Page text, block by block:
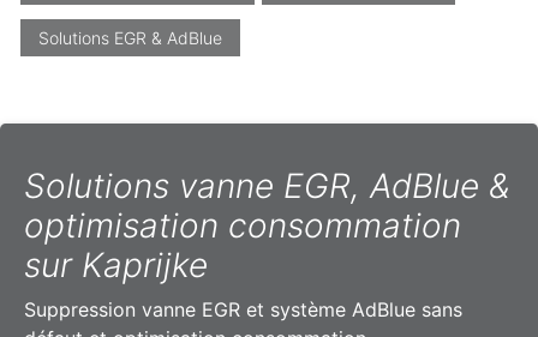
Solutions EGR & AdBlue
Solutions vanne EGR, AdBlue &
optimisation consommation
sur Kaprijke
Suppression vanne EGR et système AdBlue sans